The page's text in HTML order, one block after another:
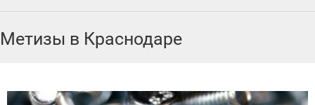
Метизы в Краснодаре